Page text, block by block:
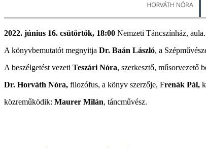
2022. június 16. csütörtök, 18:00 Nemzeti Táncszínház, aula.
A könyvbemutatót megnyitja Dr. Baán László, a
A beszélgetést vezeti Teszári Nóra, szerkesztő, műsorvezető
Dr. Horváth Nóra, filozófus, a könyv szerzője, Frenák Pál,
közreműködik: Maurer Milán, táncművész.